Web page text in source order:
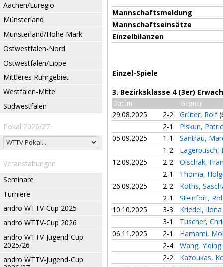
Aachen/Euregio
Münsterland
Münsterland/Hohe Mark
Ostwestfalen-Nord
Ostwestfalen/Lippe
Mittleres Ruhrgebiet
Westfalen-Mitte
Südwestfalen
Pokal 2026/27
Veranstaltungen
Seminare
Turniere
andro WTTV-Cup 2025
andro WTTV-Cup 2026
andro WTTV-Jugend-Cup
2025/26
andro WTTV-Jugend-Cup
Mannschaftsmeldung
Mannschaftseinsätze
Einzelbilanzen
Einzel-Spiele
3. Bezirksklasse 4 (3er)
Datum Gegner
29.08.2025 2-2 Grüter, Rolf
2-1
Piskun,
05.09.2025
1-1
Santrau,
1-2
Lagerpusch,
12.09.2025
2-2
Olschak,
2-1
Thoma,
26.09.2025
2-2
Koths,
2-1
Steinfort,
10.10.2025
3-3
Kriedel, Ilona
3-1
Tuscher,
06.11.2025
2-1
Hamami,
2-4
Wang, Yiqing
2-2
Kazoukas,